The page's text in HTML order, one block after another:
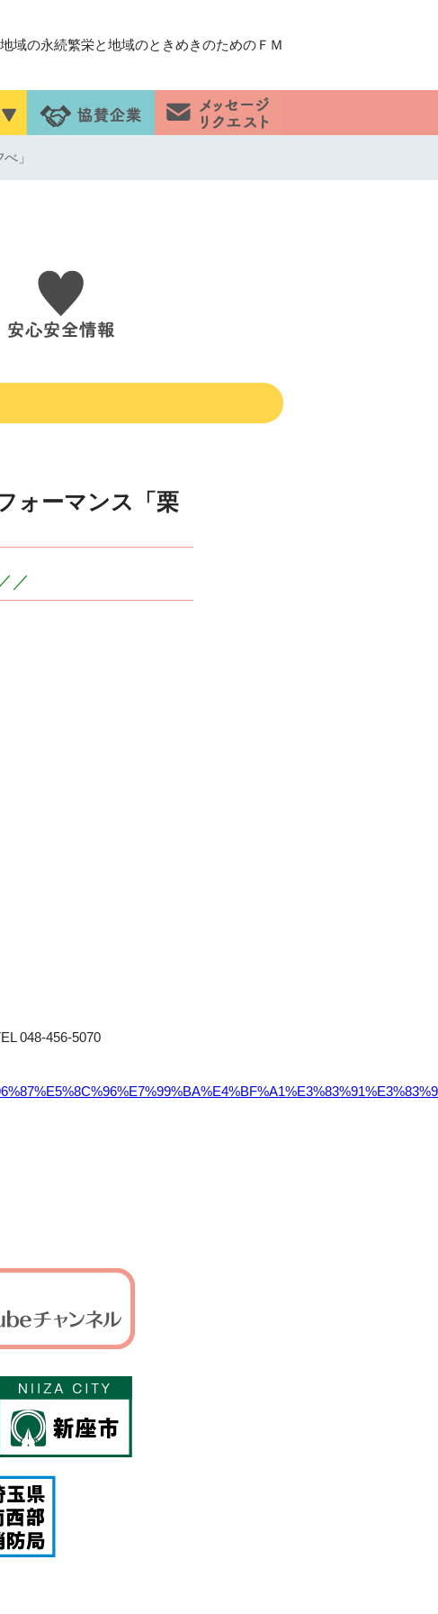
地域の永続繁栄と地域のときめきのためのＦＭ
」
ォーマンス「栗
／
048-456-5070